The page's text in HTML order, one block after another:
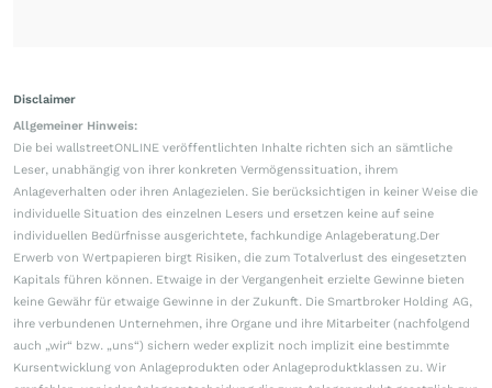
Disclaimer
Allgemeiner Hinweis:
Die bei wallstreetONLINE veröffentlichten Inhalte richten sich an sämtliche
Leser, unabhängig von ihrer konkreten Vermögenssituation, ihrem
Anlageverhalten oder ihren Anlagezielen. Sie berücksichtigen in keiner Weise die
individuelle Situation des einzelnen Lesers und ersetzen keine auf seine
individuellen Bedürfnisse ausgerichtete, fachkundige Anlageberatung.Der
Erwerb von Wertpapieren birgt Risiken, die zum Totalverlust des eingesetzten
Kapitals führen können. Etwaige in der Vergangenheit erzielte Gewinne bieten
keine Gewähr für etwaige Gewinne in der Zukunft. Die Smartbroker Holding AG,
ihre verbundenen Unternehmen, ihre Organe und ihre Mitarbeiter (nachfolgend
auch „wir“ bzw. „uns“) sichern weder explizit noch implizit eine bestimmte
Kursentwicklung von Anlageprodukten oder Anlageproduktklassen zu. Wir